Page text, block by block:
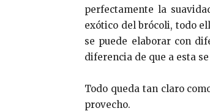
perfectamente la
exótico del brócoli, todo
se puede elaborar con
diferencia de que a esta
Todo queda tan claro
provecho.